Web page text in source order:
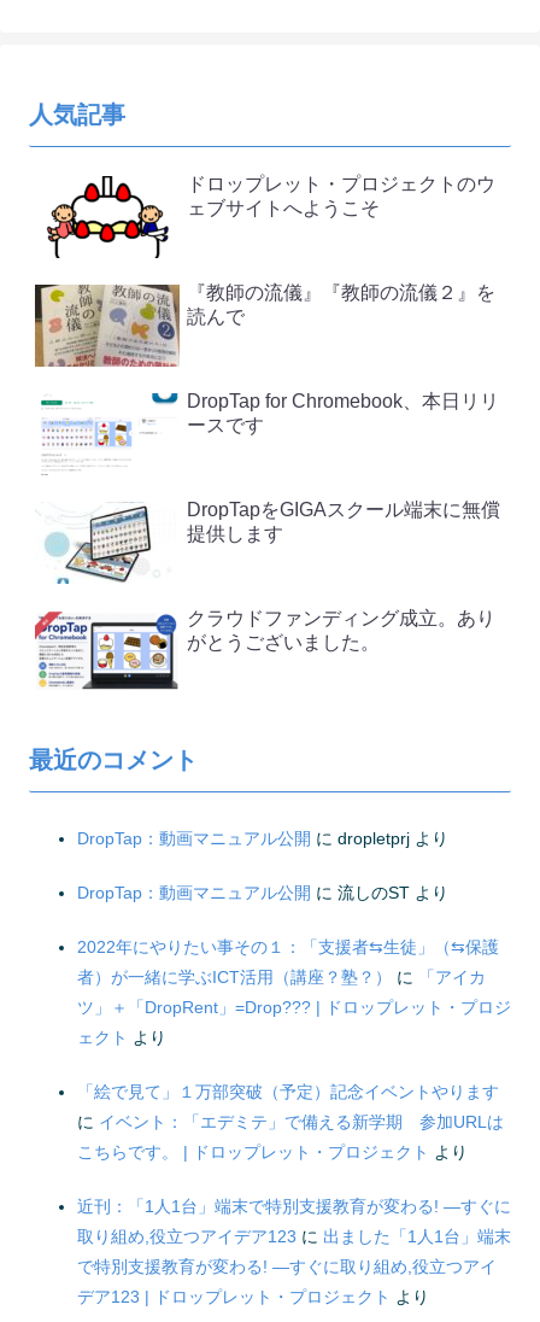
人気記事
ドロップレット・プロジェクトのウ
ェブサイトへようこそ
『教師の流儀』『教師の流儀２』を
読んで
DropTap for Chromebook、本日リリ
ースです
DropTapをGIGAスクール端末に無償
提供します
クラウドファンディング成立。あり
がとうございました。
最近のコメント
DropTap：動画マニュアル公開 に dropletprj より
DropTap：動画マニュアル公開 に 流しのST より
2022年にやりたい事その１：「支援者⇆生徒」（⇆保護
者）が一緒に学ぶICT活用（講座？塾？）
に
「アイカ
ツ」＋「DropRent」=Drop??? | ドロップレット・プロジ
ェクト より
「絵で見て」１万部突破（予定）記念イベントやります
に イベント：「エデミテ」で備える新学期 参加URLは
こちらです。 | ドロップレット・プロジェクト より
近刊：「1人1台」端末で特別支援教育が変わる! ―すぐに
取り組め,役立つアイデア123 に 出ました「1人1台」端末
で特別支援教育が変わる! ―すぐに取り組め,役立つアイ
デア123 | ドロップレット・プロジェクト より